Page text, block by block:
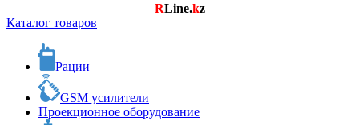
RLine.kz
Каталог товаров
Рации
GSM усилители
Проекционное оборудование